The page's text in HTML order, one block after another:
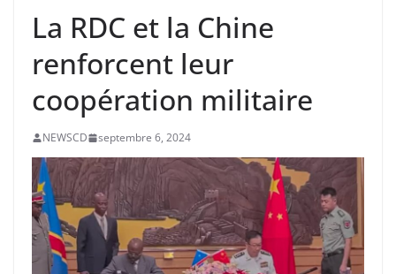
La RDC et la Chine
renforcent leur
coopération militaire
NEWSCD septembre 6, 2024